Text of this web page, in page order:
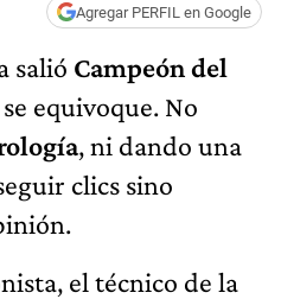
Agregar PERFIL en Google
salió Campeón del
equivoque. No
, ni dando una
clics sino
el técnico de la